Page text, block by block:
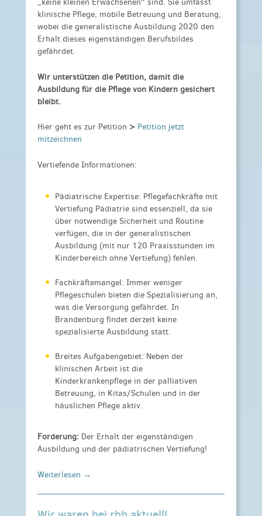
„keine kleinen Erwachsenen“ sind. Sie umfasst
klinische Pflege, mobile Betreuung und Beratung,
wobei die generalistische Ausbildung 2020 den
Erhalt dieses eigenständigen Berufsbildes
gefährdet.
Wir unterstützen die Petition, damit die
Ausbildung für die Pflege von Kindern gesichert
bleibt.
Hier geht es zur Petition > Petition jetzt
mitzeichnen
Vertiefende Informationen:
Pädiatrische Expertise: Pflegefachkräfte mit
Vertiefung Pädiatrie sind essenziell, da sie
über notwendige Sicherheit und Routine
verfügen, die in der generalistischen
Ausbildung (mit nur 120 Praxisstunden im
Kinderbereich ohne Vertiefung) fehlen.
Fachkräftemangel: Immer weniger
Pflegeschulen bieten die Spezialisierung an,
was die Versorgung gefährdet. In
Brandenburg findet derzeit keine
spezialisierte Ausbildung statt.
Breites Aufgabengebiet: Neben der
klinischen Arbeit ist die
Kinderkrankenpflege in der palliativen
Betreuung, in Kitas/Schulen und in der
häuslichen Pflege aktiv.
Forderung: Der Erhalt der eigenständigen
Ausbildung und der pädiatrischen Vertiefung!
Weiterlesen →